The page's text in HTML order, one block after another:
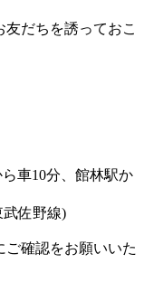
だちを誘っておこ
車10分、館林駅か
佐野線)
確認をお願いいた